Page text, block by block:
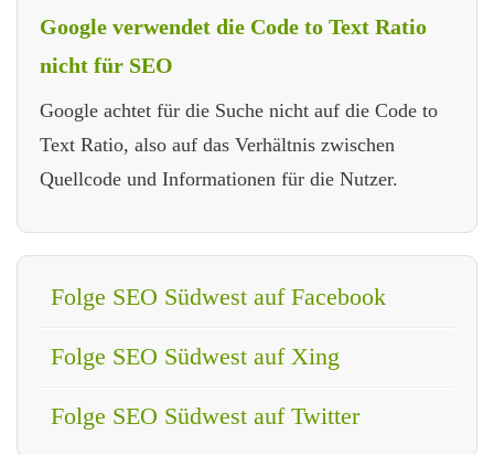
Google verwendet die Code to Text Ratio
nicht für SEO
Google achtet für die Suche nicht auf die Code to
Text Ratio, also auf das Verhältnis zwischen
Quellcode und Informationen für die Nutzer.
Folge SEO Südwest auf Facebook
Folge SEO Südwest auf Xing
Folge SEO Südwest auf Twitter